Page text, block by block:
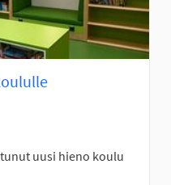
uusi hieno koulu